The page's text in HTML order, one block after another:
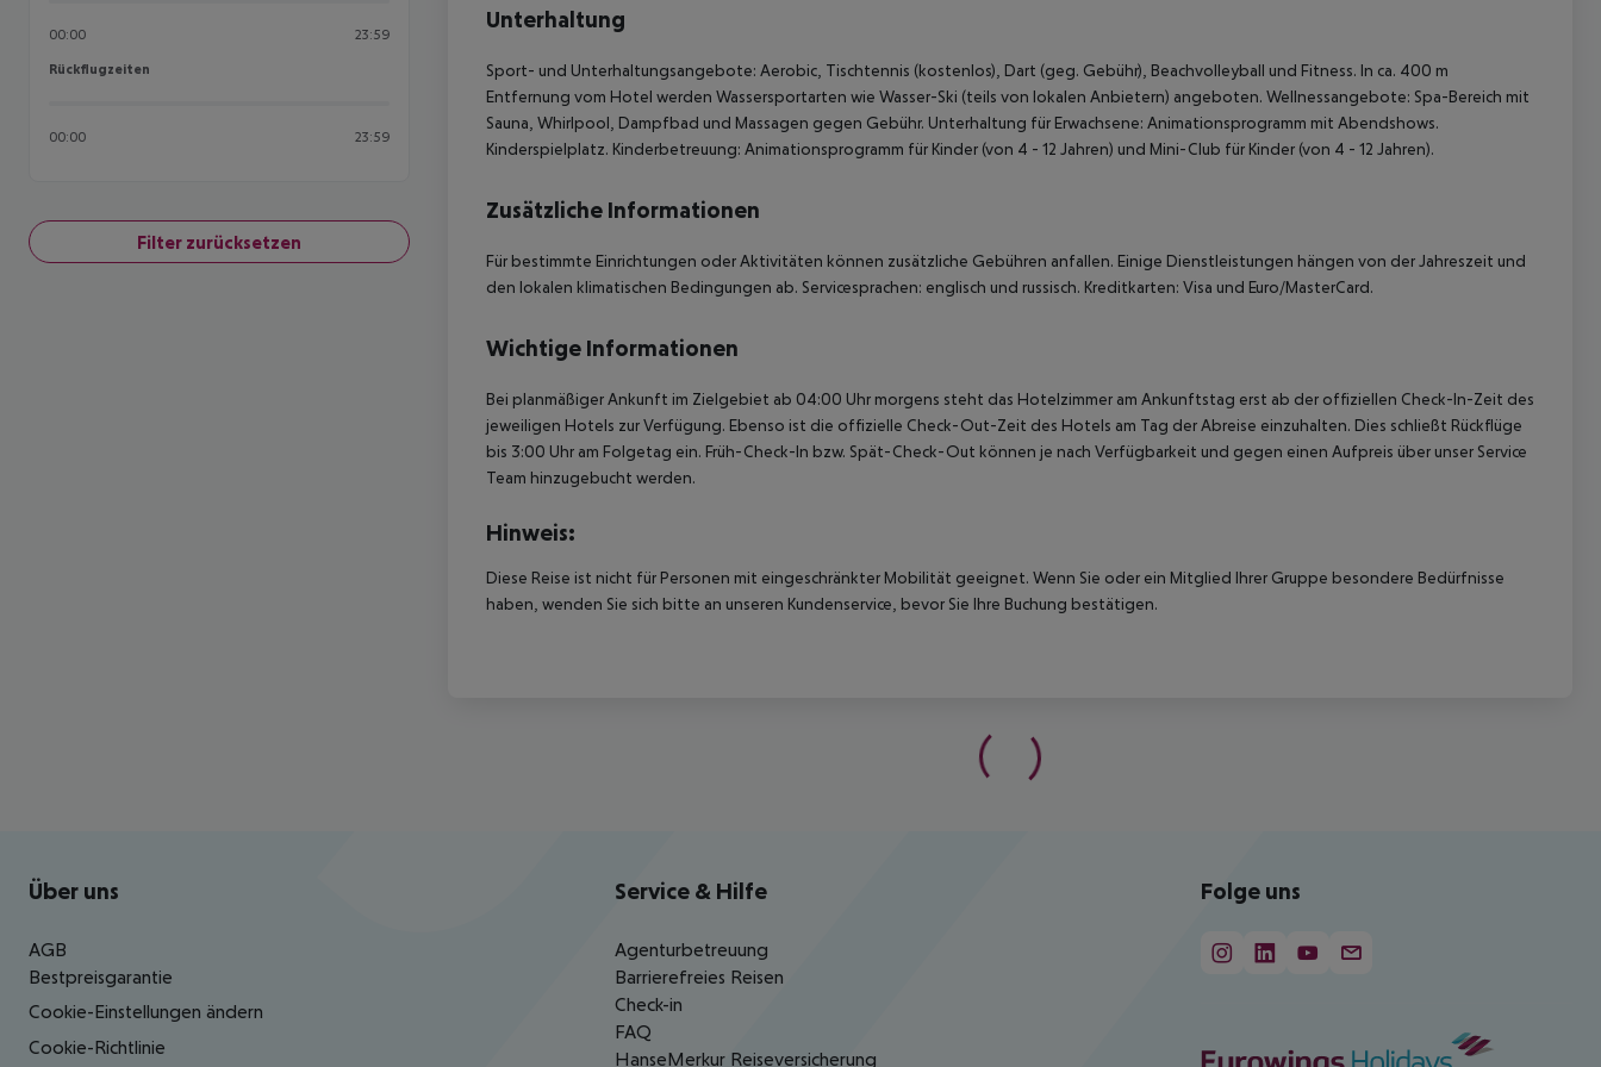
00:00 23:59
Rückflugzeiten
Rückflugzeiten
00:00 23:59
Filter zurücksetzen
Unterhaltung
Sport- und Unterhaltungsangebote: Aerobic, Tischtennis (kostenlos), Dart (geg. Gebühr), Beachvolleyball und Fitness. In ca. 400 m
Entfernung vom Hotel werden Wassersportarten wie Wasser-Ski (teils von lokalen Anbietern) angeboten. Wellnessangebote: Spa-Bereich mit
Sauna, Whirlpool, Dampfbad und Massagen gegen Gebühr. Unterhaltung für Erwachsene: Animationsprogramm mit Abendshows.
Kinderspielplatz. Kinderbetreuung: Animationsprogramm für Kinder (von 4 - 12 Jahren) und Mini-Club für Kinder (von 4 - 12 Jahren).
Zusätzliche Informationen
Für bestimmte Einrichtungen oder Aktivitäten können zusätzliche Gebühren anfallen. Einige Dienstleistungen hängen von der Jahreszeit und
den lokalen klimatischen Bedingungen ab. Servicesprachen: englisch und russisch. Kreditkarten: Visa und Euro/MasterCard.
Wichtige Informationen
Bei planmäßiger Ankunft im Zielgebiet ab 04:00 Uhr morgens steht das Hotelzimmer am Ankunftstag erst ab der offiziellen Check-In-Zeit des
jeweiligen Hotels zur Verfügung. Ebenso ist die offizielle Check-Out-Zeit des Hotels am Tag der Abreise einzuhalten. Dies schließt Rückflüge
bis 3:00 Uhr am Folgetag ein. Früh-Check-In bzw. Spät-Check-Out können je nach Verfügbarkeit und gegen einen Aufpreis über unser Service
Team hinzugebucht werden.
Hinweis:
Diese Reise ist nicht für Personen mit eingeschränkter Mobilität geeignet. Wenn Sie oder ein Mitglied Ihrer Gruppe besondere Bedürfnisse
haben, wenden Sie sich bitte an unseren Kundenservice, bevor Sie Ihre Buchung bestätigen.
Footer navigation
Über uns
AGB
Bestpreisgarantie
Cookie-Einstellungen ändern
Cookie-Richtlinie
Service & Hilfe
Agenturbetreuung
Barrierefreies Reisen
Check-in
FAQ
HanseMerkur Reiseversicherung
Folge uns